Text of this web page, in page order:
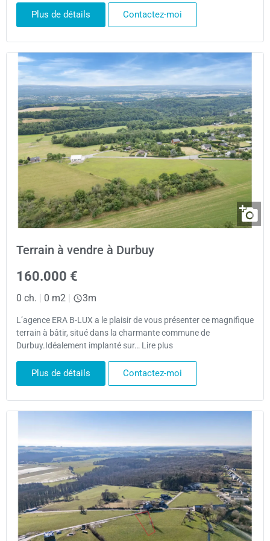
Plus de détails Contactez-moi
Terrain à vendre à Durbuy
160.000 €
0 ch. | 0 m2 | 3m
L’agence ERA B-LUX a le plaisir de vous présenter ce magnifique
terrain à bâtir, situé dans la charmante commune de
Durbuy.Idéalement implanté sur… Lire plus
Plus de détails Contactez-moi